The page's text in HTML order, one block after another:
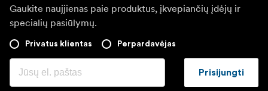
Gaukite naujjienas paie produktus, įkvepiančių įdėjų ir
specialių pasiūlymų.
Privatus klientas Perpardavėjas
Prisijungti